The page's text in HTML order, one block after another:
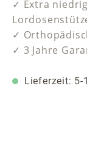
✓ Extra
✓
✓ 3 Jahre
Lieferzeit: 5-